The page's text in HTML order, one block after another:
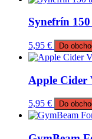
Synefrín
5,95 € Do
Apple Cider
5,95 € Do